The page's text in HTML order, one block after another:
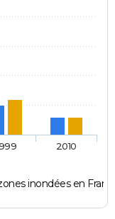
inondées en
2010